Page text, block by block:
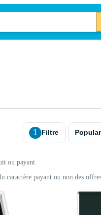
1 Filtre
ou payant.
payant ou non des offres